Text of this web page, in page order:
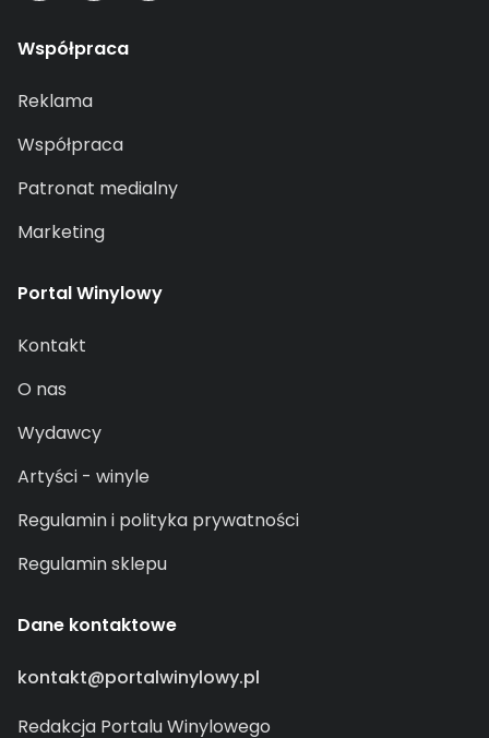
Współpraca
Reklama
Współpraca
Patronat medialny
Marketing
Portal Winylowy
Kontakt
O nas
Wydawcy
Artyści - winyle
Regulamin i polityka prywatności
Regulamin sklepu
Dane kontaktowe
kontakt@portalwinylowy.pl
Redakcja Portalu Winylowego